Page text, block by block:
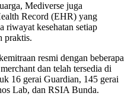
Mediverse juga
Record (EHR) yang
riwayat kesehatan setiap
praktis.
resmi dengan beberapa
dan telah tersedia di
16 gerai Guardian, 145 gerai
Lab, dan RSIA Bunda.